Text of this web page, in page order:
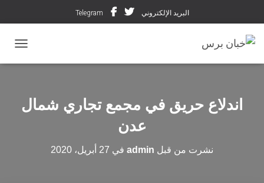
البريد الإلكتروني Telegram
اندلاع حريق في مجمع تجاري شمال
عدن
نشرت من قبل admin في 27 أبريل، 2020